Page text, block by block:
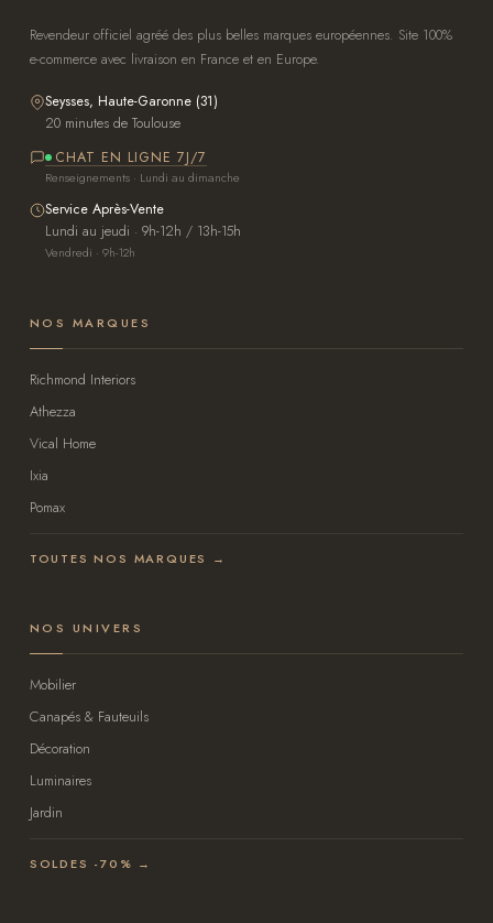
Revendeur officiel agréé des plus belles marques européennes. Site 100%
e-commerce avec livraison en France et en Europe.
Seysses, Haute-Garonne (31)
20 minutes de Toulouse
CHAT EN LIGNE 7J/7
Renseignements · Lundi au dimanche
Service Après-Vente
Lundi au jeudi · 9h-12h / 13h-15h
Vendredi · 9h-12h
NOS MARQUES
Richmond Interiors
Athezza
Vical Home
Ixia
Pomax
TOUTES NOS MARQUES →
NOS UNIVERS
Mobilier
Canapés & Fauteuils
Décoration
Luminaires
Jardin
SOLDES -70% →